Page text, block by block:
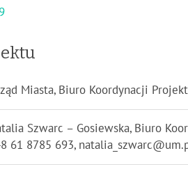
Miasta, Biuro Koordynacji
Szwarc – Gosiewska, Biuro
61 8785 693,